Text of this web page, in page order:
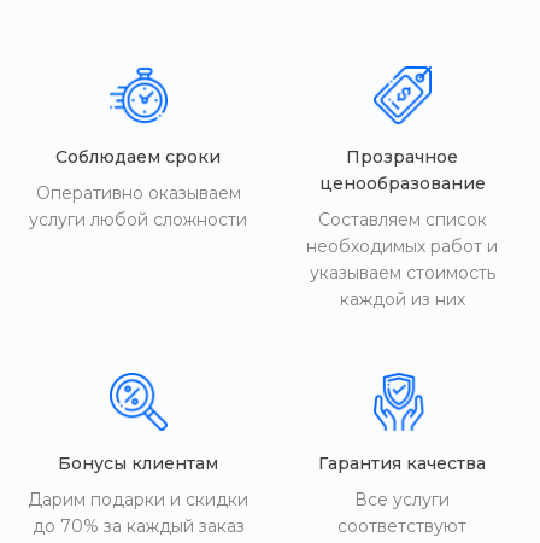
Соблюдаем сроки
Оперативно оказываем
услуги любой сложности
Прозрачное
ценообразование
Составляем список
необходимых работ и
указываем стоимость
каждой из них
Бонусы клиентам
Дарим подарки и скидки
до 70% за каждый заказ
Гарантия качества
Все услуги
соответствуют